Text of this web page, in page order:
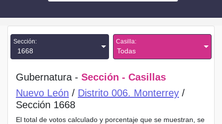
Sección:
1668
Casilla:
Todas
Gubernatura - Sección - Casillas
Nuevo León / Distrito 006. Monterrey /
Sección 1668
El total de votos calculado y porcentaje que se muestran, se